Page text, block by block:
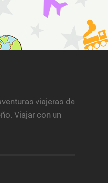
viajeras de
Viajar con un